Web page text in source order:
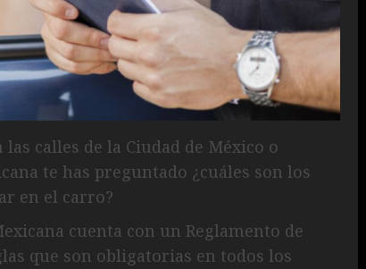
calles de la Ciudad de México o
te has preguntado ¿cuáles son los
en el carro?
cuenta con un Reglamento de
que son obligatorias en todos los